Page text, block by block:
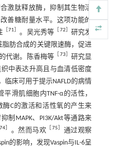
激肽释放酶，抑制其生物活
善糖耐量水平。这项功能的
［71］ 。吴光秀等 ［ 72］研究发
脂肪合成的关键限速酶，促进
代谢。陈香梅等 ［ 73］研究显
织中表达升高且与血清低密度
临床可用于提示NAFLD的病情
滑肌细胞内TNF-α的活性，
酶C的激活和活性氧的产生来
制MAPK、PI3K/Akt等通路来
74］ 。然而马欢 ［ 75］ 通过观察
的影响，发现Vaspin与IL-6呈